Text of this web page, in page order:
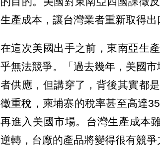
生產成本，讓台灣業者重新取得出
在這次美國出手之前，東南亞生
乎無法競爭。「過去幾年，美國
者供應，但講穿了，背後其實都
徵重稅，柬埔寨的稅率甚至高達
再進入美國市場。台灣生產成本
逆轉，台廠的產品將變得很有競爭